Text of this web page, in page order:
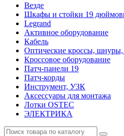
Везде
Шкафы и стойки 19
Legrand
Активное оборудование
Кабель
Оптические кроссы,
Кроссовое оборудование
Патч-панели 19
Патч-корды
Инструмент, УЗК
Аксессуары для монтажа
Лотки OSTEC
ЭЛЕКТРИКА